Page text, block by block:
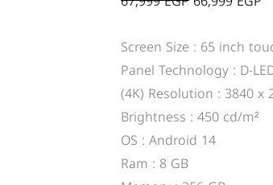
Screen Size : 65 inch
Panel Technology : D-
(4K) Resolution : 3840 x
Brightness : 450 cd/m²
OS : Android 14
Ram : 8 GB
quantity